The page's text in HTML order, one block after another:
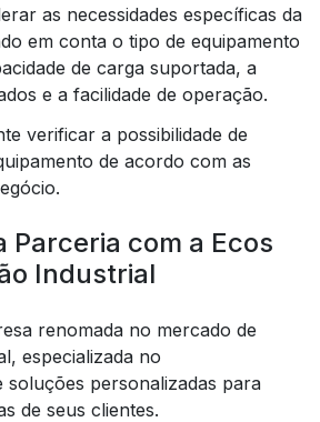
as necessidades específicas da
em conta o tipo de equipamento
de carga suportada, a
e a facilidade de operação.
verificar a possibilidade de
de acordo com as
Parceria com a Ecos
Industrial
renomada no mercado de
especializada no
soluções personalizadas para
de seus clientes.